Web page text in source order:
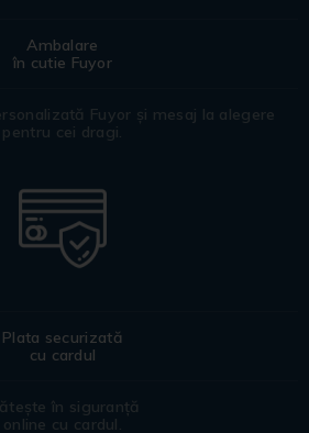
Ambalare
în cutie Fuyor
Fuyor și mesaj la alegere
pentru cei dragi.
Plata securizată
cu cardul
în siguranță
online cu cardul.